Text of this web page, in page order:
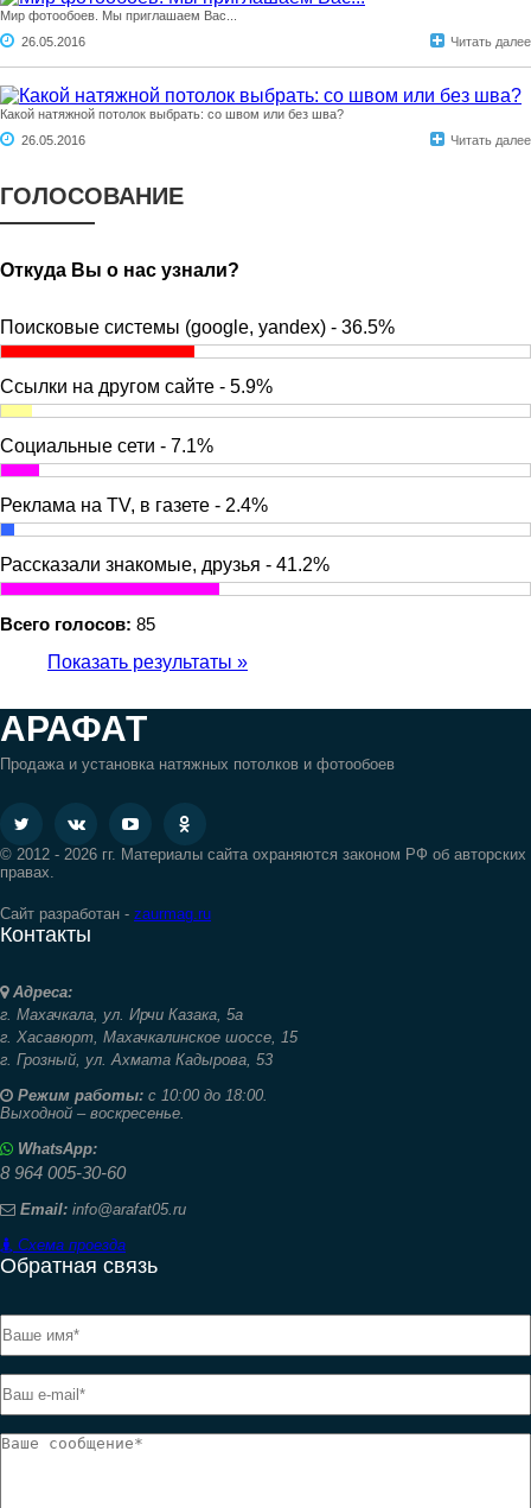
Мир фотообоев. Мы приглашаем Вас...
26.05.2016
Читать далее
Какой натяжной потолок выбрать: со швом или без шва?
26.05.2016
Читать далее
ГОЛОСОВАНИЕ
Откуда Вы о нас узнали?
Поисковые системы (google, yandex) - 36.5%
Ссылки на другом сайте - 5.9%
Социальные сети - 7.1%
Реклама на TV, в газете - 2.4%
Рассказали знакомые, друзья - 41.2%
Всего голосов: 85
Показать результаты »
АРАФАТ
Продажа и установка натяжных потолков и фотообоев
© 2012 - 2026 гг. Материалы сайта охраняются законом РФ об авторских
правах.
Сайт разработан - zaurmag.ru
Контакты
Адреса:
г. Махачкала, ул. Ирчи Казака, 5а
г. Хасавюрт, Махачкалинское шоссе, 15
г. Грозный, ул. Ахмата Кадырова, 53
Режим работы: с 10:00 до 18:00.
Выходной – воскресенье.
WhatsApp:
8 964 005-30-60
Email: info@arafat05.ru
Схема проезда
Обратная связь